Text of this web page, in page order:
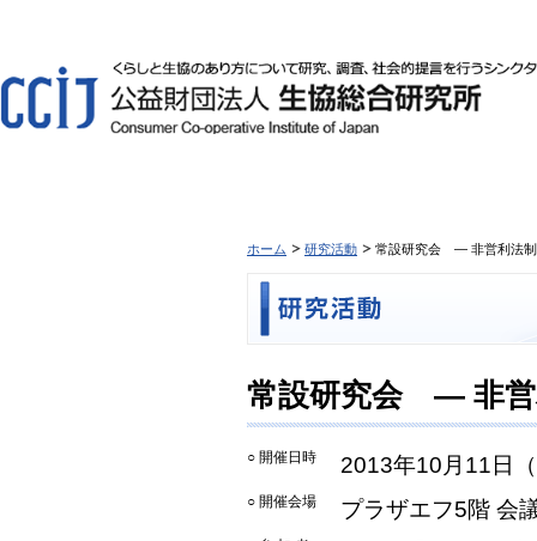
ホーム 研究活動 常設研究会 ― 非営利法
常設研究会 ― 非営
○ 開催日時 2013年10月11日
○ 開催会場 プラザエフ5階 会